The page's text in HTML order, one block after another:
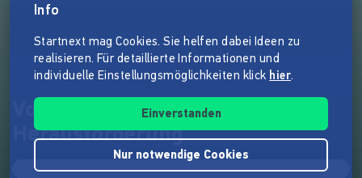
Von Berlin zur Ostsee - deine
Herausforderung
Info
Startnext mag Cookies. Sie helfen dabei Ideen zu
realisieren. Für detaillierte Informationen und
individuelle Einstellungsmöglichkeiten klick hier.
Einverstanden
Nur notwendige Cookies